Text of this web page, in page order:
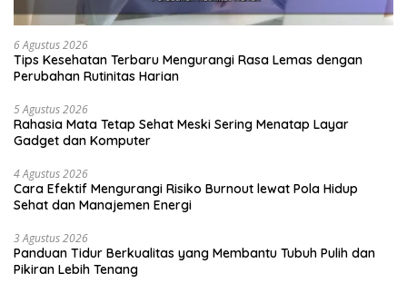
6 Agustus 2026
Tips Kesehatan Terbaru Mengurangi Rasa Lemas dengan
Perubahan Rutinitas Harian
5 Agustus 2026
Rahasia Mata Tetap Sehat Meski Sering Menatap Layar
Gadget dan Komputer
4 Agustus 2026
Cara Efektif Mengurangi Risiko Burnout lewat Pola Hidup
Sehat dan Manajemen Energi
3 Agustus 2026
Panduan Tidur Berkualitas yang Membantu Tubuh Pulih dan
Pikiran Lebih Tenang